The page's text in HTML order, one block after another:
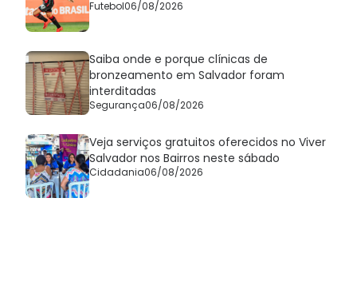
Futebol06/08/2026
Saiba onde e porque clínicas de
bronzeamento em Salvador foram
interditadas
Segurança06/08/2026
Veja serviços gratuitos oferecidos no Viver
Salvador nos Bairros neste sábado
Cidadania06/08/2026